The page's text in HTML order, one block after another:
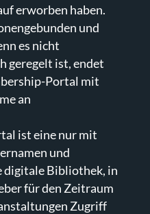
erworben haben.
und
es nicht
geregelt ist, endet
Portal mit
an
ist eine nur mit
und
digitale Bibliothek, in
für den Zeitraum
Zugriff